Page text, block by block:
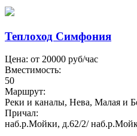
Теплоход Симфония
Цена: от 20000 руб/час
Вместимость:
50
Маршрут:
Реки и каналы, Нева, Малая и
Причал:
наб.р.Мойки, д.62/2/